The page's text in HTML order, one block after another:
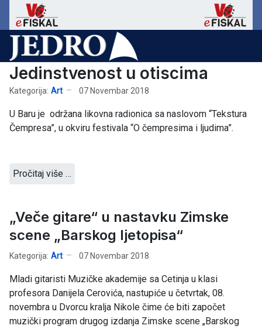
Jedinstvenost u otiscima
Kategorija: Art 07 Novembar 2018
U Baru je održana likovna radionica sa naslovom “Tekstura
Čempresa”, u okviru festivala “O čempresima i ljudima”.
Pročitaj više …
„Veče gitare“ u nastavku Zimske
scene „Barskog ljetopisa“
Kategorija: Art 07 Novembar 2018
Mladi gitaristi Muzičke akademije sa Cetinja u klasi
profesora Danijela Cerovića, nastupiće u četvrtak, 08.
novembra u Dvorcu kralja Nikole čime će biti započet
muzički program drugog izdanja Zimske scene „Barskog